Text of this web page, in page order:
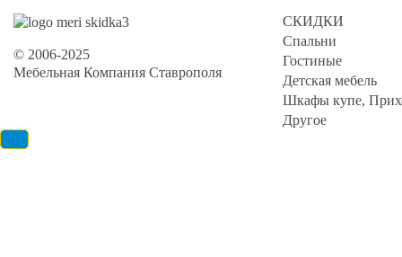
© 2006-2025
Мебельная Компания Ставрополя
СКИДКИ
Спальни
Гостиные
Детская мебель
Шкафы купе,
Другое